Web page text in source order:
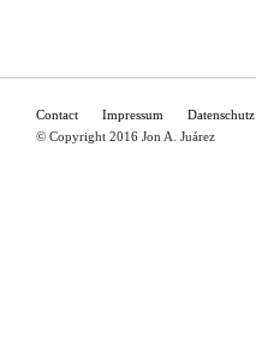
Contact Impressum Datenschutz
© Copyright 2016 Jon A. Juárez